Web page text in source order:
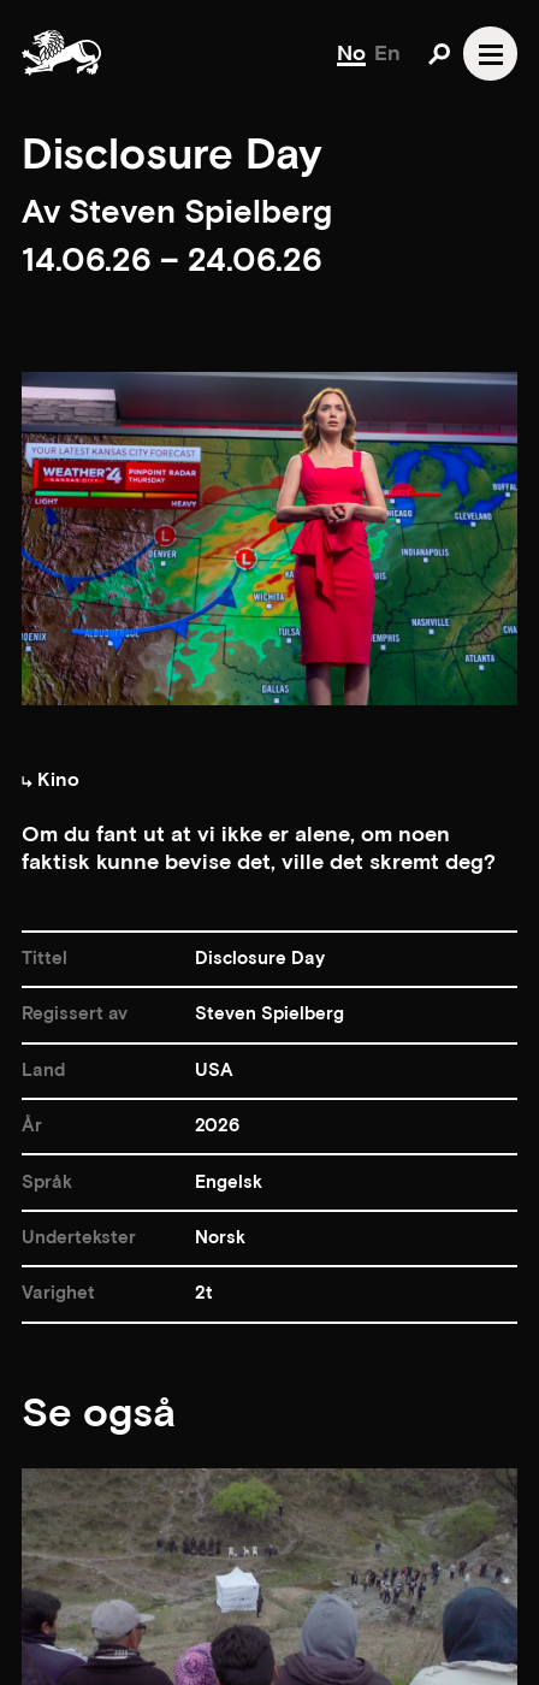
No En
Disclosure Day
Av Steven Spielberg
14.06.26 – 24.06.26
Kino
Om du fant ut at vi ikke er alene, om noen
faktisk kunne bevise det, ville det skremt deg?
Tittel Disclosure Day
Regissert av Steven Spielberg
Land USA
År 2026
Språk Engelsk
Undertekster Norsk
Varighet 2t
Se også